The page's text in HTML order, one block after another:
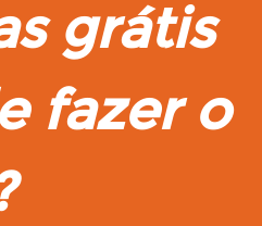
grátis
fazer o